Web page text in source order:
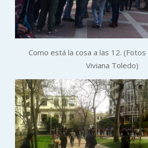
Como está la cosa a las 12. (Fotos
Viviana Toledo)